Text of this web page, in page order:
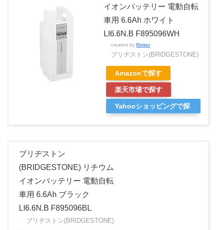
イオンバッテリー 電動自転
車用 6.6Ah ホワイト
LI6.6N.B F895096WH
created by Rinker
ブリヂストン(BRIDGESTONE)
Amazonで探す
楽天市場で探す
Yahooショッピングで探
ブリヂストン
(BRIDGESTONE) リチウム
イオンバッテリー 電動自転
車用 6.6Ah ブラック
LI6.6N.B F895096BL
ブリヂストン(BRIDGESTONE)